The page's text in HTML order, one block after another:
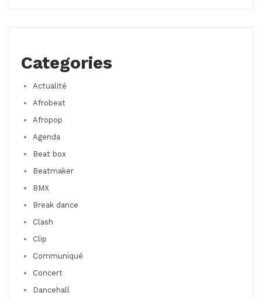
Categories
Actualité
Afrobeat
Afropop
Agenda
Beat box
Beatmaker
BMX
Break dance
Clash
Clip
Communiqué
Concert
Dancehall